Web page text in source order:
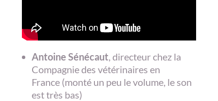
Antoine Sénécaut , directeur chez la
Compagnie des vétérinaires en
France (monté un peu le volume, le son
est très bas)